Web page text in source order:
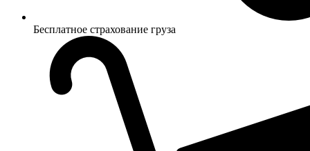
Бесплатное страхование груза